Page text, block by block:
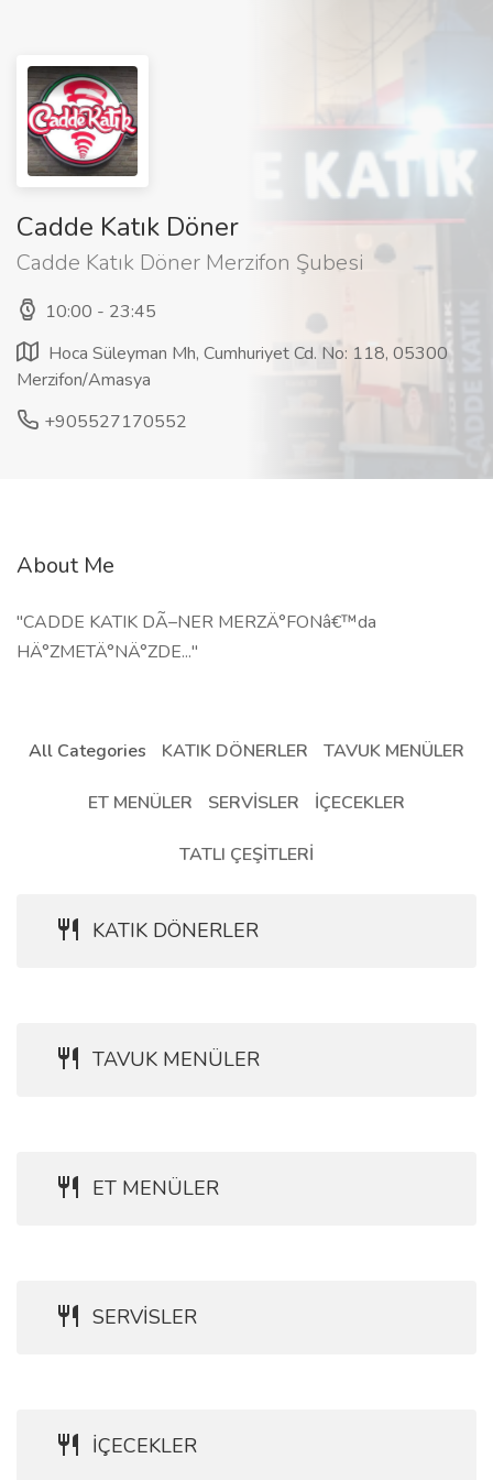
Cadde Katık Döner
Cadde Katık Döner Merzifon Şubesi
10:00 - 23:45
Hoca Süleyman Mh, Cumhuriyet Cd. No: 118, 05300
Merzifon/Amasya
+905527170552
About Me
"CADDE KATIK DÃ–NER MERZÄ°FONâ€™da
HÄ°ZMETÄ°NÄ°ZDE..."
All Categories KATIK DÖNERLER TAVUK MENÜLER
ET MENÜLER SERVİSLER İÇECEKLER
TATLI ÇEŞİTLERİ
KATIK DÖNERLER
TAVUK MENÜLER
ET MENÜLER
SERVİSLER
İÇECEKLER